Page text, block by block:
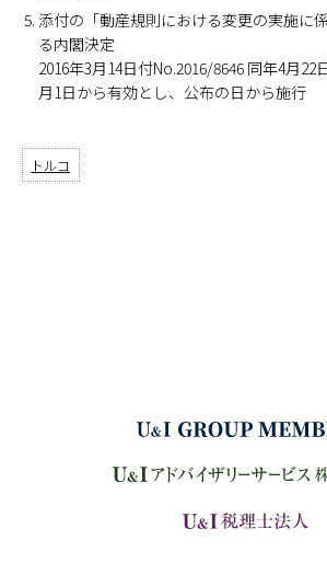
添付の「動産規則における変更の実施に
る内閣決定
2016年3月14日付No.2016/8646 同年4月22
月1日から有効とし、公布の日から施行
トルコ